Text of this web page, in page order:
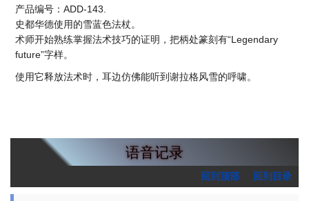
产品编号：ADD-143.
史都华德使用的雪蓝色法杖。
术师开始熟练掌握法术技巧的证明，把柄处篆刻有“Legendary
future”字样。
使用它释放法术时，耳边仿佛能听到谢拉格风雪的呼啸。
语音记录
回到顶部 回到目录